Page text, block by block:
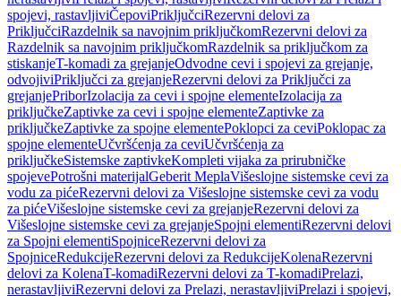
spojevi, rastavljiviČepoviPriključciRezervni delovi za
PriključciRazdelnik sa navojnim priključkomRezervni delovi za
Razdelnik sa navojnim priključkomRazdelnik sa priključkom za
stiskanjeT-komadi za grejanjeOdvodne cevi i spojevi za grejanje,
odvojiviPriključci za grejanjeRezervni delovi za Priključci za
grejanjePriborIzolacija za cevi i spojne elementeIzolacija za
priključkeZaptivke za cevi i spojne elementeZaptivke za
priključkeZaptivke za spojne elementePoklopci za ceviPoklopac za
spojne elementeUčvršćenja za ceviUčvršćenja za
priključkeSistemske zaptivkeKompleti vijaka za prirubničke
spojevePotrošni materijalGeberit MeplaVišeslojne sistemske cevi za
vodu za pićeRezervni delovi za Višeslojne sistemske cevi za vodu
za pićeVišeslojne sistemske cevi za grejanjeRezervni delovi za
Višeslojne sistemske cevi za grejanjeSpojni elementiRezervni delovi
za Spojni elementiSpojniceRezervni delovi za
SpojniceRedukcijeRezervni delovi za RedukcijeKolenaRezervni
delovi za KolenaT-komadiRezervni delovi za T-komadiPrelazi,
nerastavljiviRezervni delovi za Prelazi, nerastavljiviPrelazi i spojevi,